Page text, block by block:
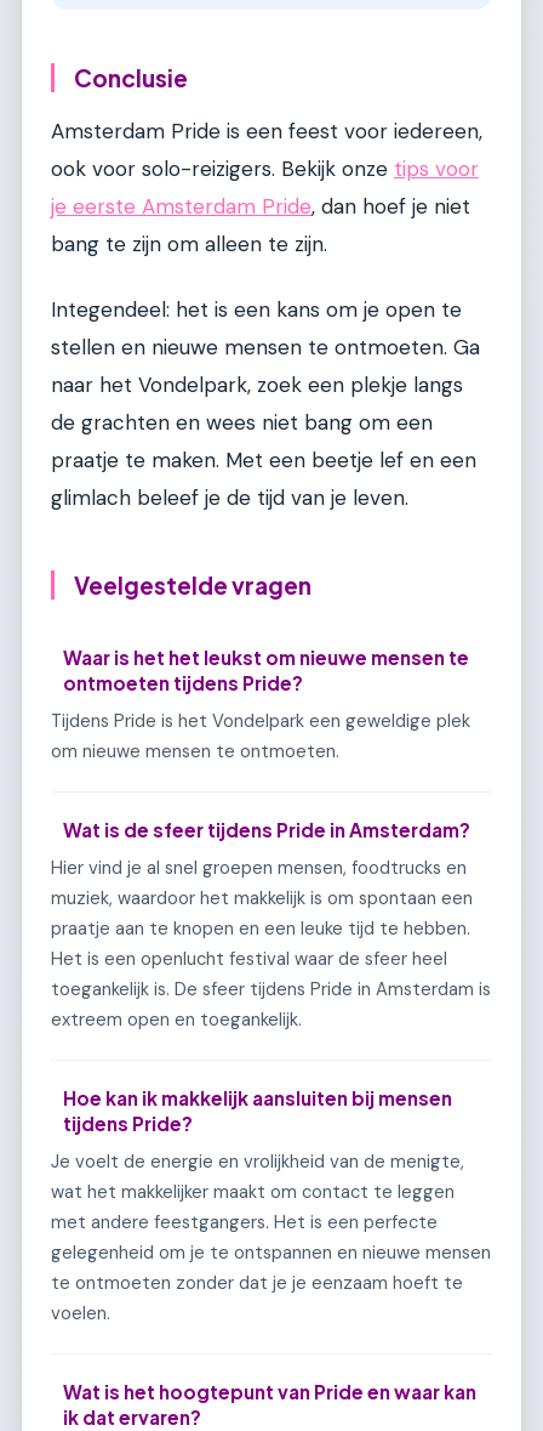
Conclusie
Amsterdam Pride is een feest voor iedereen,
ook voor solo-reizigers. Bekijk onze tips voor
je eerste Amsterdam Pride, dan hoef je niet
bang te zijn om alleen te zijn.
Integendeel: het is een kans om je open te
stellen en nieuwe mensen te ontmoeten. Ga
naar het Vondelpark, zoek een plekje langs
de grachten en wees niet bang om een
praatje te maken. Met een beetje lef en een
glimlach beleef je de tijd van je leven.
Veelgestelde vragen
Waar is het het leukst om nieuwe mensen te
ontmoeten tijdens Pride?
Tijdens Pride is het Vondelpark een geweldige plek
om nieuwe mensen te ontmoeten.
Wat is de sfeer tijdens Pride in Amsterdam?
Hier vind je al snel groepen mensen, foodtrucks en
muziek, waardoor het makkelijk is om spontaan een
praatje aan te knopen en een leuke tijd te hebben.
Het is een openlucht festival waar de sfeer heel
toegankelijk is. De sfeer tijdens Pride in Amsterdam is
extreem open en toegankelijk.
Hoe kan ik makkelijk aansluiten bij mensen
tijdens Pride?
Je voelt de energie en vrolijkheid van de menigte,
wat het makkelijker maakt om contact te leggen
met andere feestgangers. Het is een perfecte
gelegenheid om je te ontspannen en nieuwe mensen
te ontmoeten zonder dat je je eenzaam hoeft te
voelen.
Wat is het hoogtepunt van Pride en waar kan
ik dat ervaren?